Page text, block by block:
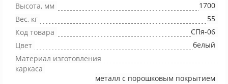
Высота, мм
1700
Вес, кг
55
Код товара
СПя-06
Цвет
белый
Материал изготовления
каркаса
металл с порошковым покрытием